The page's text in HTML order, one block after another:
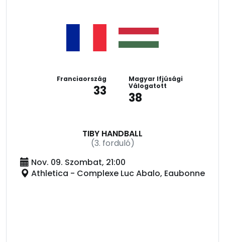
Franciaország
33
Magyar Ifjúsági
Válogatott
38
TIBY HANDBALL
(3. forduló)
Nov. 09. Szombat, 21:00
Athletica - Complexe Luc Abalo, Eaubonne